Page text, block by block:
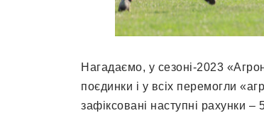
Нагадаємо, у сезоні-2023
поєдинки і у всіх перемогли
зафіксовані наступні рахунки